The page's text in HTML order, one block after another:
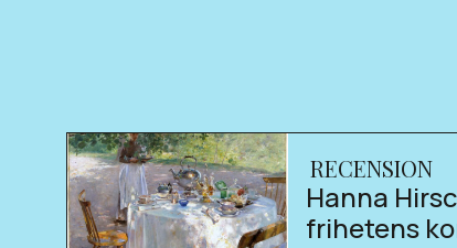
RECENSION
Hanna
frihetens